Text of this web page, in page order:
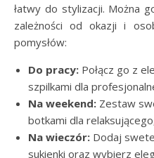
łatwy do stylizacji. Można
zależności od okazji i
pomysłów:
Do pracy: Połącz go z
szpilkami dla
Na weekend: Zestaw
botkami dla
Na wieczór: Dodaj
sukienki oraz wybierz